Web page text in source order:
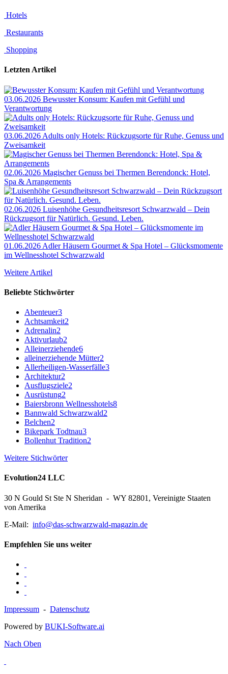
Hotels
Restaurants
Shopping
Letzten Artikel
03.06.2026 Bewusster Konsum: Kaufen mit Gefühl und
Verantwortung
03.06.2026 Adults only Hotels: Rückzugsorte für Ruhe, Genuss und
Zweisamkeit
02.06.2026 Magischer Genuss bei Thermen Berendonck: Hotel,
Spa & Arrangements
02.06.2026 Luisenhöhe Gesundheitsresort Schwarzwald – Dein
Rückzugsort für Natürlich. Gesund. Leben.
01.06.2026 Adler Häusern Gourmet & Spa Hotel – Glücksmomente
im Wellnesshotel Schwarzwald
Weitere Artikel
Beliebte Stichwörter
Abenteuer3
Achtsamkeit2
Adrenalin2
Aktivurlaub2
Alleinerziehende6
alleinerziehende Mütter2
Allerheiligen-Wasserfälle3
Architektur2
Ausflugsziele2
Ausrüstung2
Baiersbronn Wellnesshotels8
Bannwald Schwarzwald2
Belchen2
Bikepark Todtnau3
Bollenhut Tradition2
Weitere Stichwörter
Evolution24 LLC
30 N Gould St Ste N Sheridan - WY 82801, Vereinigte Staaten
von Amerika
E-Mail: info@das-schwarzwald-magazin.de
Empfehlen Sie uns weiter
Impressum - Datenschutz
Powered by BUKI-Software.ai
Nach Oben